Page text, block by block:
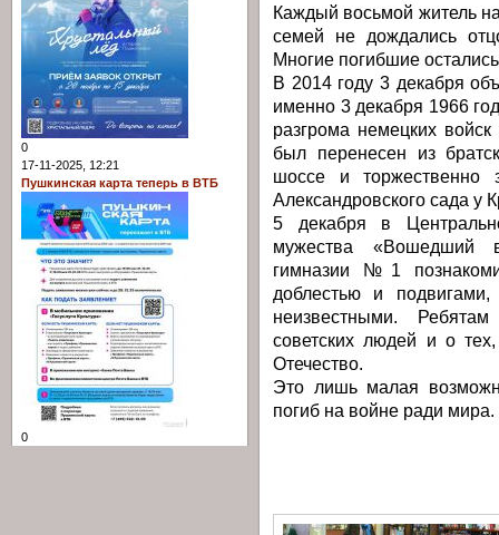
Каждый восьмой житель
семей не дождались
Многие погибшие
В 2014 году 3 декабря
именно 3 декабря 1966
разгрома немецких
был перенесен из
шоссе и торжественно
Александровского сада у
5 декабря в
мужества «Вошедший
гимназии №1
доблестью и
неизвестными.
советских людей и о
Отечество.
Это лишь малая
погиб на войне ради мира.
0
17-11-2025, 12:21
Пушкинская карта теперь в ВТБ
0